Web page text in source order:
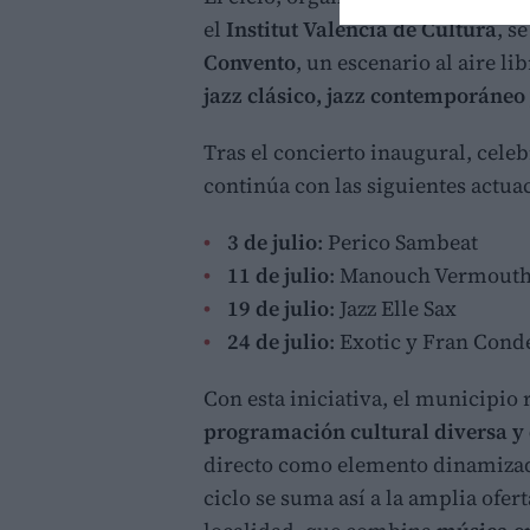
el Institut Valencià de Cultura,
Convento, un escenario al aire
jazz clásico, jazz
Tras el concierto inaugural,
continúa con las siguientes
3 de julio: Perico Sambeat
11 de julio: Manouch
19 de julio: Jazz Elle Sax
24 de julio: Exotic y Fran
Con esta iniciativa, el municipio
programación cultural diversa y
directo como elemento
ciclo se suma así a la amplia